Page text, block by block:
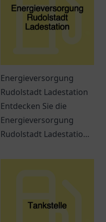
Energieversorgung
Rudolstadt Ladestation
Entdecken Sie die
Energieversorgung
Rudolstadt Ladestation
über Elektromobilität in